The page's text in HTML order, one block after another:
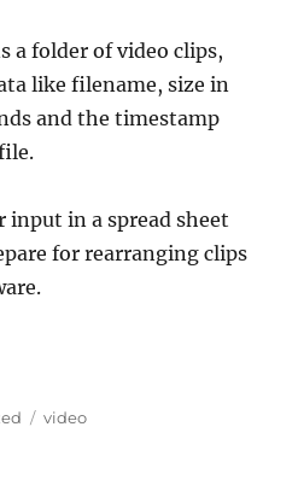
a folder of video clips,
like filename, size in
and the timestamp
input in a spread sheet
for rearranging clips
a list of video clips”
Tags
video